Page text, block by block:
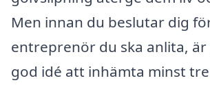
Men innan du beslutar dig
entreprenör du ska anlita,
god idé att inhämta minst